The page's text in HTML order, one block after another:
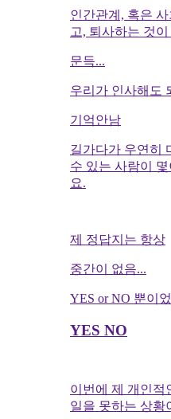
인간관계, 혹은
고, 퇴사하는 것
문득...
우리가 인사해도
기억안남
길가다가 우연히
수 있는 사람이
요.
제 정답지는 항상
중간이 없음...
YES or NO 뿐이
YES NO
이번에 제 개인적
일을 못하는 상황